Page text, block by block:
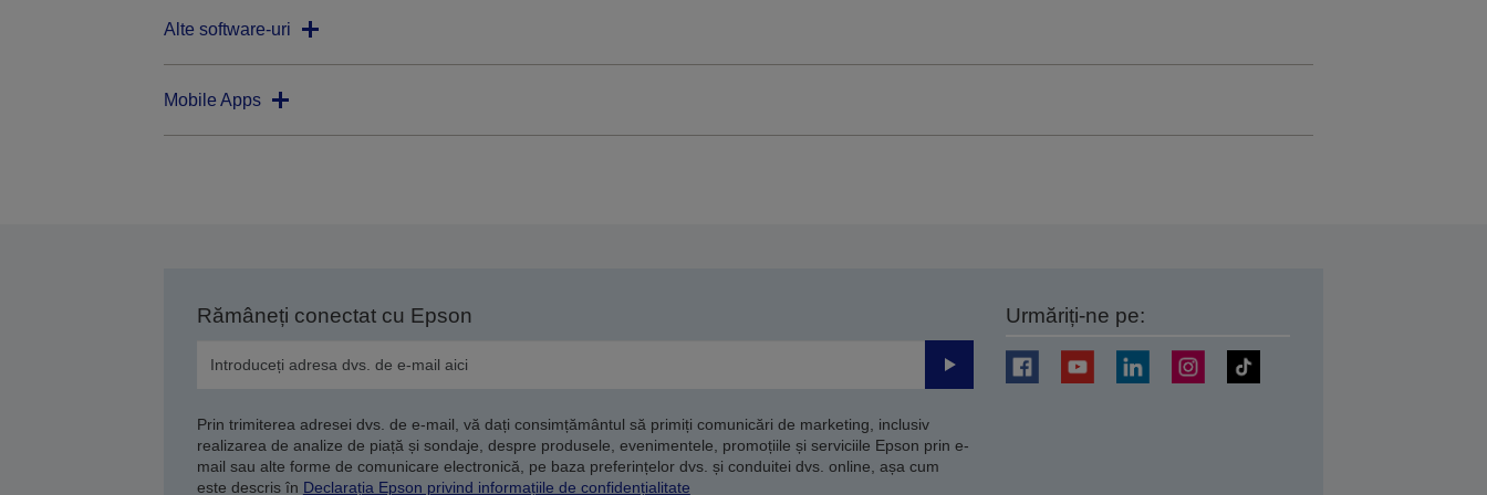
Alte software-uri
Mobile Apps
Rămâneți conectat cu Epson
Trimiteți
Prin trimiterea adresei dvs. de e-mail, vă dați consimțământul să primiți comunicări de marketing, inclusiv
realizarea de analize de piață și sondaje, despre produsele, evenimentele, promoțiile și serviciile Epson prin e-
mail sau alte forme de comunicare electronică, pe baza preferințelor dvs. și conduitei dvs. online, așa cum
este descris în Declarația Epson privind informațiile de confidențialitate
Urmăriți-ne pe: